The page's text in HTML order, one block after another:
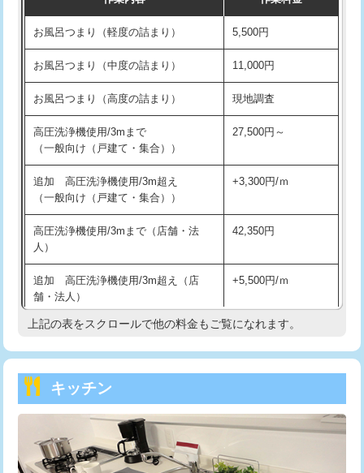
交換・取付(単水栓（壁付・デッキ
式）)
13,200円+材料費
交換・取付(混合水栓（壁付・デッキ
式・ワンホール）)
16,500円+材料費
交換・取付(排水栓・排水トラップ
（P/S/ポップアップ））
22,000円+材料費
交換・取付（その他部品） 11,000円+材料費
持込商品取付（単水栓） 13,200円
持込商品取付（混合水栓）
持込商品取付（浄水器・分岐水栓） 16,500円
持込商品取付（温水洗浄便座） 22,000円
持込商品取付（普通便座⇔温水洗浄便
22,000円
給水管工事※（ホール加工)
給水管工事※（バンド止め) 3,300円
給水管工事※（支持金具設置) 5,500円
お風呂つまり（軽度の詰まり） 5,500円
お風呂つまり（中度の詰まり） 11,000円
お風呂つまり（高度の詰まり） 現地調査
高圧洗浄機使用/3mまで
（一般向け（戸建て・集合））
27,500円～
追加 高圧洗浄機使用/3m超え
（一般向け（戸建て・集合））
+3,300円/ｍ
高圧洗浄機使用/3mまで（店舗・法
人）
42,350円
追加 高圧洗浄機使用/3m超え（店
舗・法人）
+5,500円/ｍ
高度高圧洗浄換 現地調査
トーラー機使用/3mまで
追加トーラー機使用/3m超え +3,300円
カメラ調査 33,000円
上記の表をスクロールで他の料金もご覧になれます。
キッチン